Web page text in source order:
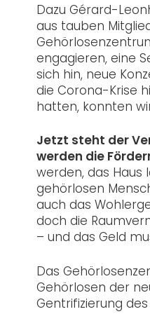
Dazu Gérard-
aus tauben
engagieren, eine
sich hin, neue
die Corona-Krise
hatten, konnten
Jetzt steht der
werden die
werden, das Haus
gehörlosen
auch das
doch die
– und das Geld
Das
Gehörlosen der
Gentrifizierung